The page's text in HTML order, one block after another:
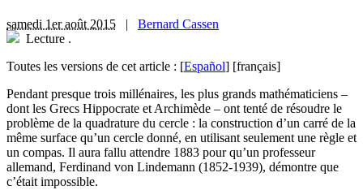
samedi 1er août 2015 | Bernard Cassen
Lecture .
Toutes les versions de cet article : [Español] [français]
Pendant presque trois millénaires, les plus grands mathématiciens –
dont les Grecs Hippocrate et Archimède – ont tenté de résoudre le
problème de la quadrature du cercle : la construction d’un carré de la
même surface qu’un cercle donné, en utilisant seulement une règle et
un compas. Il aura fallu attendre 1883 pour qu’un professeur
allemand, Ferdinand von Lindemann (1852-1939), démontre que
c’était impossible.